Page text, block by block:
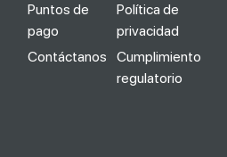
Puntos de
pago
Contáctanos
Política de
privacidad
Cumplimiento
regulatorio